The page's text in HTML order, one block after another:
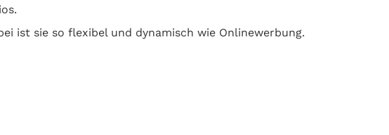
ist sie so flexibel und dynamisch wie Onlinewerbung.